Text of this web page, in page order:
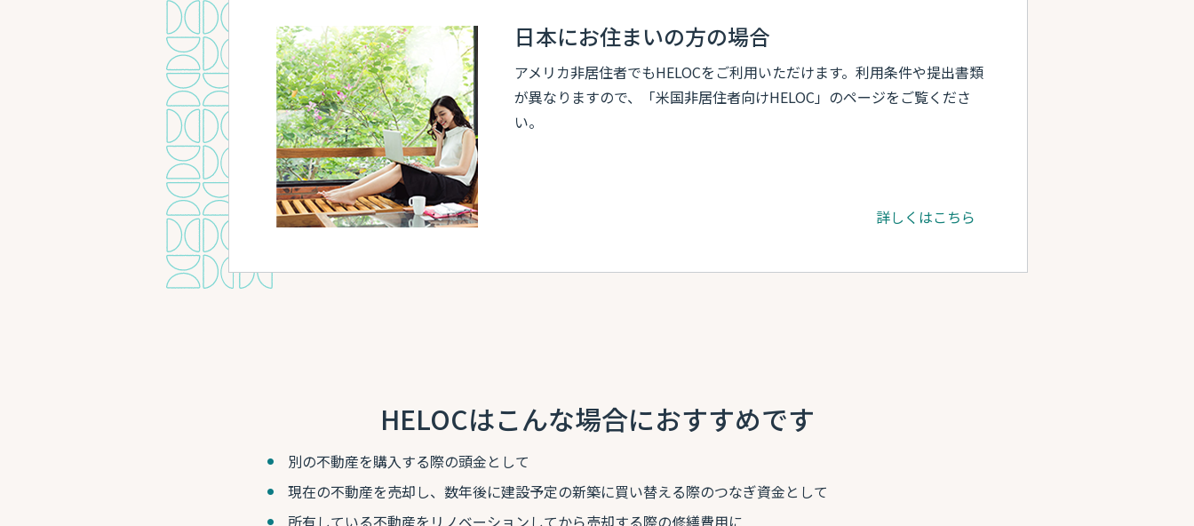
日本にお住まいの方の場合
アメリカ非居住者でもHELOCをご利用いただけます。利用条件や提出書類
が異なりますので、「米国非居住者向けHELOC」のページをご覧くださ
い。
詳しくはこちら
HELOCはこんな場合におすすめです
別の不動産を購入する際の頭金として
現在の不動産を売却し、数年後に建設予定の新築に買い替える際のつなぎ資金として
所有している不動産をリノベーションしてから売却する際の修繕費用に